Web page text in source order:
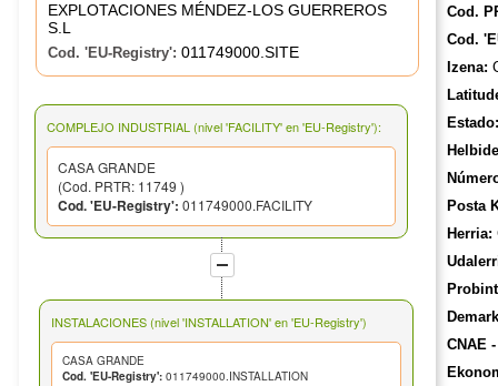
EXPLOTACIONES MÉNDEZ-LOS GUERREROS
S.L
Cod. 'EU-Registry': 011749000.SITE
COMPLEJO INDUSTRIAL (nivel 'FACILITY' en 'EU-Registry'):
CASA GRANDE
(Cod. PRTR: 11749 )
Cod. 'EU-Registry': 011749000.FACILITY
INSTALACIONES (nivel 'INSTALLATION' en 'EU-Registry')
CASA GRANDE
Cod. 'EU-Registry': 011749000.INSTALLATION
Cod.
Cod.
Izena:
Estado:
Posta
Herria:
CNAE